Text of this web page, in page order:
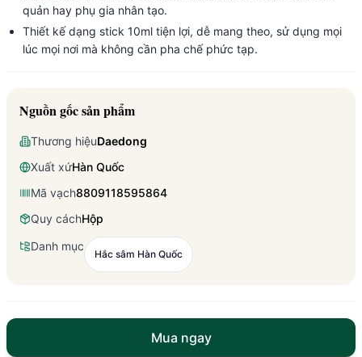
quản hay phụ gia nhân tạo.
Thiết kế dạng stick 10ml tiện lợi, dễ mang theo, sử dụng mọi
lúc mọi nơi mà không cần pha chế phức tạp.
Nguồn gốc sản phẩm
Thương hiệuDaedong
Xuất xứHàn Quốc
Mã vạch8809118595864
Quy cáchHộp
Danh mục
Hắc sâm Hàn Quốc
Mua ngay